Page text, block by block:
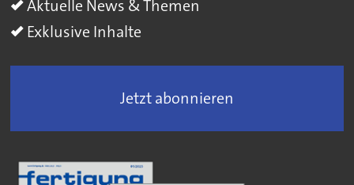
Aktuelle News & Themen
Exklusive Inhalte
Jetzt abonnieren